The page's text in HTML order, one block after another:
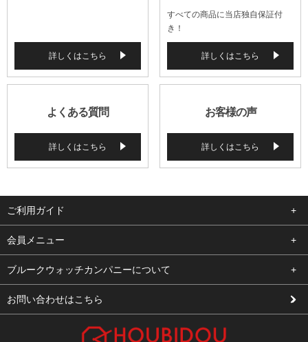
詳しくはこちら
すべての商品に当店独自保証付
き！
詳しくはこちら
よくある質問
詳しくはこちら
お客様の声
詳しくはこちら
ご利用ガイド
よくある質問
支払い・送料
修理依頼
会員メニュー
ログイン
お気に入り
ブルークウォッチカンパニーについて
会社概要
お問い合わせはこちら